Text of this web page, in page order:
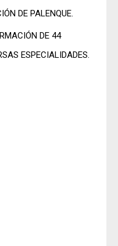
DE PALENQUE.
DE 44
ESPECIALIDADES.